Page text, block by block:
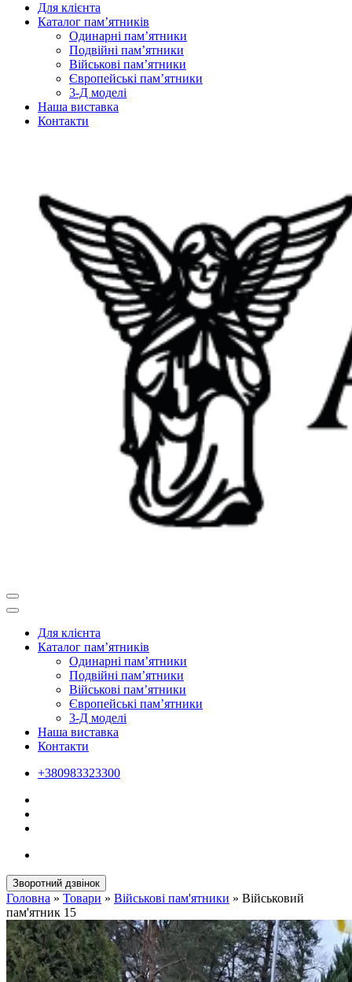
Для клієнта
Каталог пам’ятників
Одинарні пам’ятники
Подвійні пам’ятники
Військові пам’ятники
Європейські пам’ятники
3-Д моделі
Наша виставка
Контакти
Для клієнта
Каталог пам’ятників
Одинарні пам’ятники
Подвійні пам’ятники
Військові пам’ятники
Європейські пам’ятники
3-Д моделі
Наша виставка
Контакти
+380983323300
Зворотний дзвінок
Головна » Товари » Військові пам'ятники » Військовий
пам'ятник 15